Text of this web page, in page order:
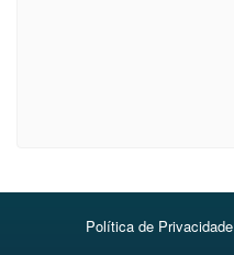
Política de Privacidade